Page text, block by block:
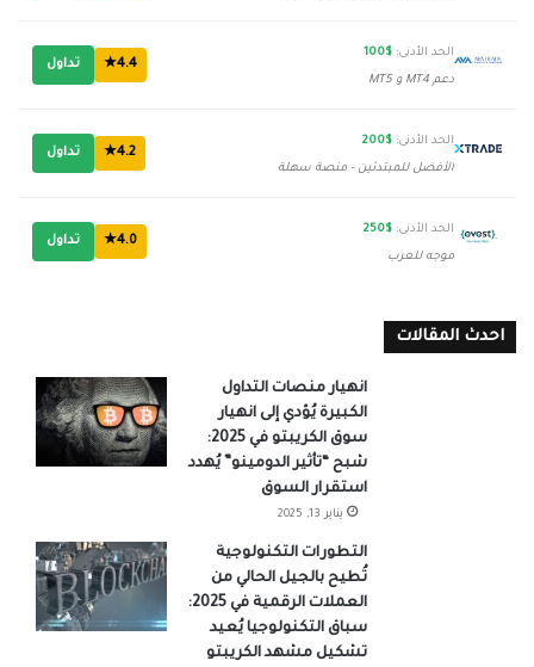
الحد الأدنى: $100
دعم MT4 و MT5
4.4★ تداول
الحد الأدنى: $200
الأفضل للمبتدئين - منصة سهلة
4.2★ تداول
الحد الأدنى: $250
موجه للعرب
4.0★ تداول
احدث المقالات
انهيار منصات التداول
الكبيرة يُؤدي إلى انهيار
سوق الكريبتو في 2025:
شبح “تأثير الدومينو” يُهدد
استقرار السوق
يناير 13, 2025
التطورات التكنولوجية
تُطيح بالجيل الحالي من
العملات الرقمية في 2025:
سباق التكنولوجيا يُعيد
تشكيل مشهد الكريبتو